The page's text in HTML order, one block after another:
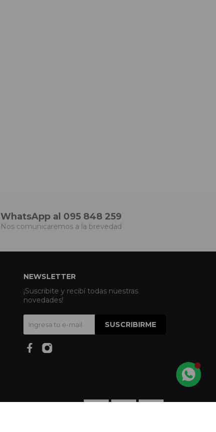
WhatsApp al 095 848 259
Nos comunicaremos a la brevedad
NEWSLETTER
¡Suscribite y recibí todas nuestras
novedades!
SUSCRIBIRME